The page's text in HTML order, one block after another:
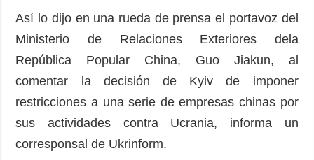
Así lo dijo en una rueda de prensa el portavoz del
Ministerio de Relaciones Exteriores dela
República Popular China, Guo Jiakun, al
comentar la decisión de Kyiv de imponer
restricciones a una serie de empresas chinas por
sus actividades contra Ucrania, informa un
corresponsal de Ukrinform.